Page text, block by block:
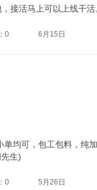
接活马上可以上线干
0 6月15日
均可，包工包料，纯
生)
0 5月26日